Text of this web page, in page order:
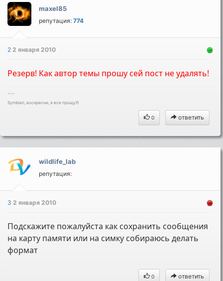
maxel85
репутация:774
22 января 2010
Резерв! Как автор темы прошу сей пост не удалять!
---
Symbian, воскресни, я все прощу!!!
0 ответить
wildlife_lab
репутация:
32 января 2010
Подскажите пожалуйста как сохранить сообщения
на карту памяти или на симку собираюсь делать
формат
0 ответить